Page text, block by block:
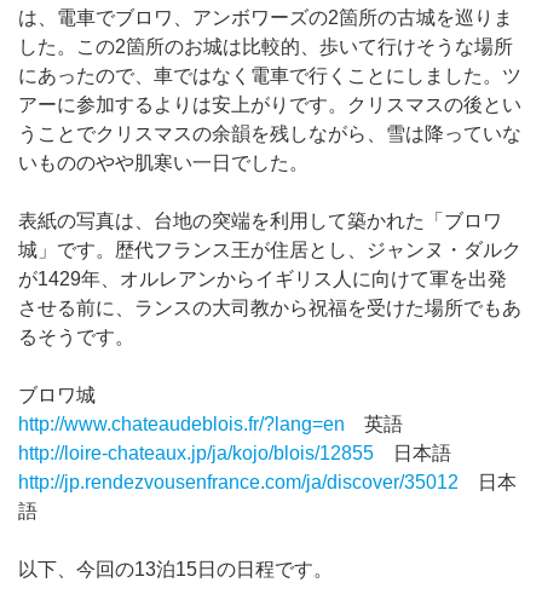
は、電車でブロワ、アンボワーズの2箇所の古城を巡りま
した。この2箇所のお城は比較的、歩いて行けそうな場所
にあったので、車ではなく電車で行くことにしました。ツ
アーに参加するよりは安上がりです。クリスマスの後とい
うことでクリスマスの余韻を残しながら、雪は降っていな
いもののやや肌寒い一日でした。
表紙の写真は、台地の突端を利用して築かれた「ブロワ
城」です。歴代フランス王が住居とし、ジャンヌ・ダルク
が1429年、オルレアンからイギリス人に向けて軍を出発
させる前に、ランスの大司教から祝福を受けた場所でもあ
るそうです。
ブロワ城
http://www.chateaudeblois.fr/?lang=en 英語
http://loire-chateaux.jp/ja/kojo/blois/12855 日本語
http://jp.rendezvousenfrance.com/ja/discover/35012 日本
語
以下、今回の13泊15日の日程です。